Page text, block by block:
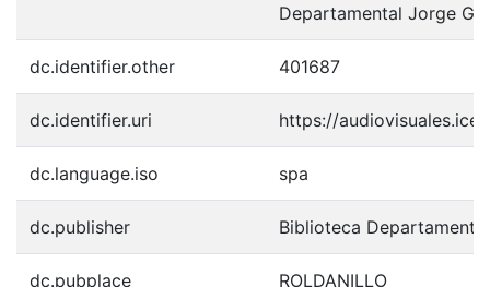
Departamental Jorge
dc.identifier.other 401687
dc.identifier.uri https://
dc.language.iso spa
dc.publisher Biblioteca
dc.pubplace ROLDANILLO